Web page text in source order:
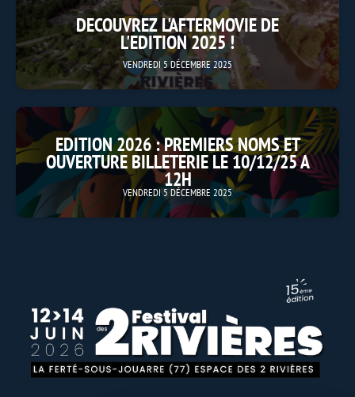
DECOUVREZ L'AFTERMOVIE DE
L'EDITION 2025 !
VENDREDI 5 DÉCEMBRE 2025
EDITION 2026 : PREMIERS NOMS ET
OUVERTURE BILLETERIE LE 10/12/25 A
12H
VENDREDI 5 DÉCEMBRE 2025